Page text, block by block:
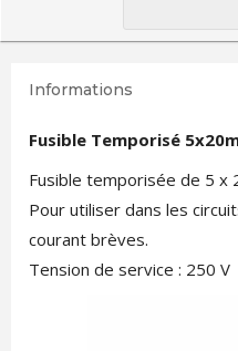
Informations
Fusible Temporisé
Fusible temporisée de 5 x
Pour utiliser dans les
courant brèves.
Tension de service : 250 V